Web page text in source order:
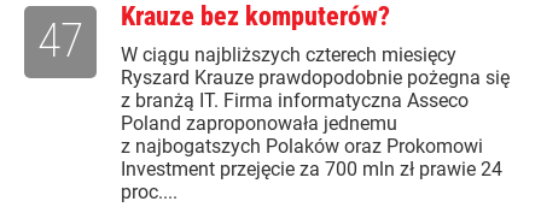
Krauze bez komputerów?
W ciągu najbliższych czterech miesięcy
Ryszard Krauze prawdopodobnie pożegna się
z branżą IT. Firma informatyczna Asseco
Poland zaproponowała jednemu
z najbogatszych Polaków oraz Prokomowi
Investment przejęcie za 700 mln zł prawie 24
proc....
47